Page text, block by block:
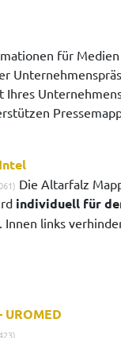
für
Die Altarfalz
individuell für
Innen links
UROMED